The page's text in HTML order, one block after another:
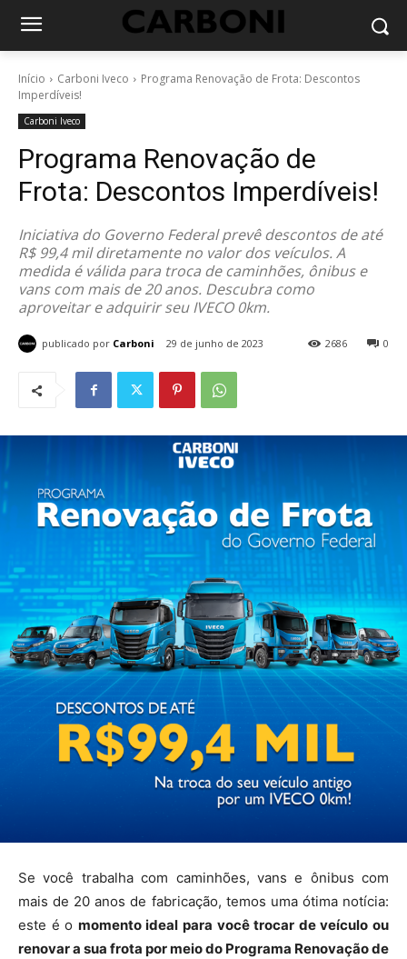
Início Carboni Iveco
Programa Renovação de Frota: Descontos
Imperdíveis!
Carboni Iveco
Programa Renovação de
Frota: Descontos Imperdíveis!
Iniciativa do Governo Federal prevê descontos de até
R$ 99,4 mil diretamente no valor dos veículos. A
medida é válida para troca de caminhões, ônibus e
vans com mais de 20 anos. Descubra como
aproveitar e adquirir seu IVECO 0km.
publicado por Carboni 29 de junho de 2023 0
2686
Se você trabalha com caminhões, vans e ônibus com
mais de 20 anos de fabricação, temos uma ótima notícia:
este é o momento ideal para você trocar de veículo ou
renovar a sua frota por meio do Programa Renovação de